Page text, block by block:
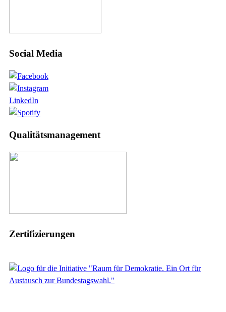
Social Media
LinkedIn
Qualitätsmanagement
Zertifizierungen